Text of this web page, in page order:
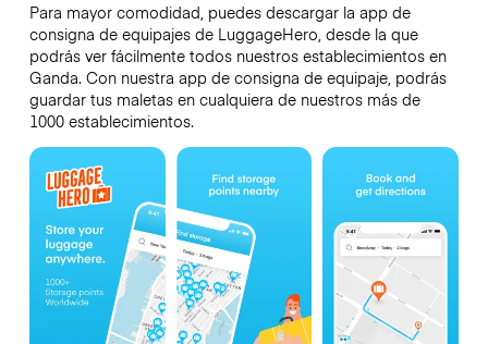
Para mayor comodidad, puedes descargar la app de
consigna de equipajes de LuggageHero, desde la que
podrás ver fácilmente todos nuestros establecimientos en
Ganda. Con nuestra app de consigna de equipaje, podrás
guardar tus maletas en cualquiera de nuestros más de
1000 establecimientos.